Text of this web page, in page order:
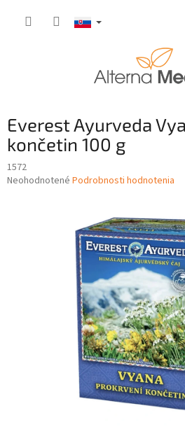
Everest Ayurveda
končetin 100 g
1572
Priemerné
Neohodnotené Podrobnosti hodnotenia